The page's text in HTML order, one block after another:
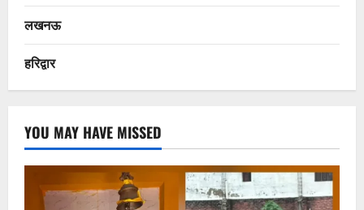
लखनऊ
हरिद्वार
YOU MAY HAVE MISSED